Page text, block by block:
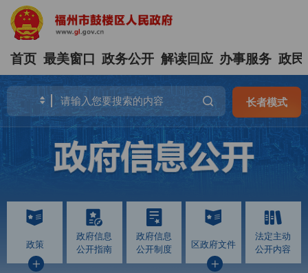
首页 最美窗口 政务公开 解读回应 办事服务 政民
长者模式
政策
政府信息
公开指南
政府信息
公开制度
区政府文件
法定主动
公开内容